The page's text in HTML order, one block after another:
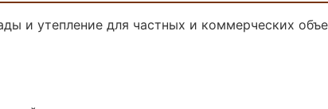
и утепление для частных и коммерческих